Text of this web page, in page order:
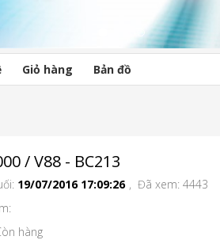
Giỏ hàng Bản đồ
/ V88 - BC213
19/07/2016 17:09:26 , Đã xem: 4443
hàng